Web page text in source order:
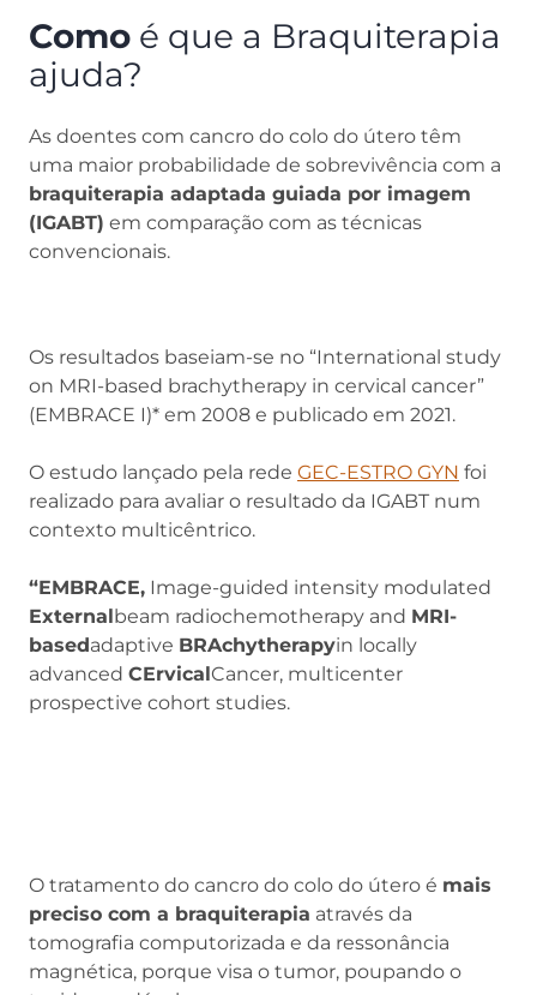
Como é que a Braquiterapia
ajuda?
As doentes com cancro do colo do útero têm
uma maior probabilidade de sobrevivência com a
braquiterapia adaptada guiada por imagem
(IGABT) em comparação com as técnicas
convencionais.
Os resultados baseiam-se no “International study
on MRI-based brachytherapy in cervical cancer”
(EMBRACE I)* em 2008 e publicado em 2021.
O estudo lançado pela rede GEC-ESTRO GYN foi
realizado para avaliar o resultado da IGABT num
contexto multicêntrico.
“EMBRACE, Image-guided intensity modulated
Externalbeam radiochemotherapy and MRI-
basedadaptive BRAchytherapyin locally
advanced CErvicalCancer, multicenter
prospective cohort studies.
O tratamento do cancro do colo do útero é mais
preciso com a braquiterapia através da
tomografia computorizada e da ressonância
magnética, porque visa o tumor, poupando o